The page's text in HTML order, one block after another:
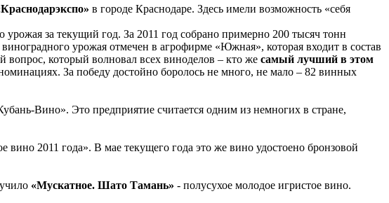
в городе Краснодаре. Здесь имели возможность «себя
за текущий год. За 2011 год собрано примерно 200 тысяч тонн
урожая отмечен в агрофирме «Южная», которая входит в состав
который волновал всех виноделов – кто же самый лучший в этом
За победу достойно боролось не много, не мало – 82 винных
Вино». Это предприятие считается одним из немногих в стране,
2011 года». В мае текущего года это же вино удостоено бронзовой
«Мускатное. Шато Тамань» - полусухое молодое игристое вино.